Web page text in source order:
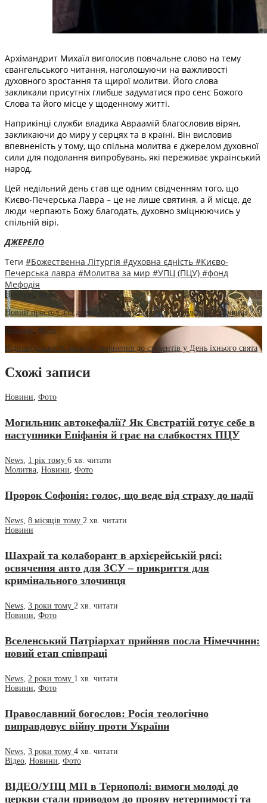
Архімандрит Михаїл виголосив повчальне слово на тему
євангельського читання, наголошуючи на важливості
духовного зростання та щирої молитви. Його слова
закликали присутніх глибше задуматися про сенс Божого
Слова та його місце у щоденному житті.
Наприкінці служби владика Авраамій благословив вірян,
закликаючи до миру у серцях та в країні. Він висловив
впевненість у тому, що спільна молитва є джерелом духовної
сили для подолання випробувань, які переживає український
народ.
Цей недільний день став ще одним свідченням того, що
Києво-Печерська Лавра – це не лише святиня, а й місце, де
люди черпають Божу благодать, духовно зміцнюючись у
спільній вірі.
ДЖЕРЕЛО
Теги #Божественна Літургія #духовна єдність #Києво-
Печерська лавра #Молитва за мир #УПЦ (ПЦУ) #фонд
Мефодія
Новини , Фото
Новий престол для древнього храму: духовне оновлення у Щурині
Новини
Фото
Відповідальність молоді: звернення до студентів у День їхнього свята
Схожі записи
Новини, Фото
Могильник автокефалії? Як Євстратій готує себе в
наступники Епіфанія й грає на слабкостях ПЦУ
News, 1 рік тому 6 хв. читати
Молитва, Новини, Фото
Пророк Софонія: голос, що веде від страху до надії
News, 8 місяців тому 2 хв. читати
Новини
Шахрай та колаборант в архієрейській рясі:
освячення авто для ЗСУ – прикриття для
кримінального злочинця
News, 3 роки тому 2 хв. читати
Новини, Фото
Вселенський Патріархат прийняв посла Німеччини:
новий етап співпраці
News 2 роки тому 1 хв. читати
Новини Фото
Православний богослов: Росія теологічно
виправдовує війну проти України
News 3 роки тому 4 хв. читати
Відео Новини Фото
ВІДЕО/УПЦ МП в Тернополі: вимоги молоді до
церкви стали приводом до прояву нетерпимості та